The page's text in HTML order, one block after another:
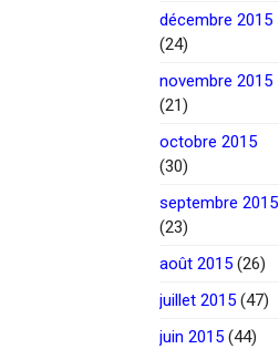
décembre 2015
(24)
novembre 2015
(21)
octobre 2015
(30)
septembre 2015
(23)
août 2015 (26)
juillet 2015 (47)
juin 2015 (44)